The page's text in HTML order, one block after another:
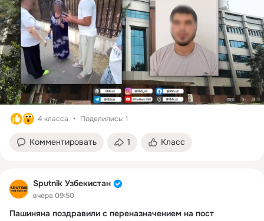
совершил непристойные действия в отношении пожилой
женщины.
Прохожие задержали его при попытке скрыться и передали
сотрудникам правоохранительных органов.
Собранные материалы направлены в районный суд для
принятия законного решения.
4 класса Поделились: 1
Комментировать 1 Класс
Sputnik Узбекистан
вчера 09:50
Пашиняна поздравили с переназначением на пост